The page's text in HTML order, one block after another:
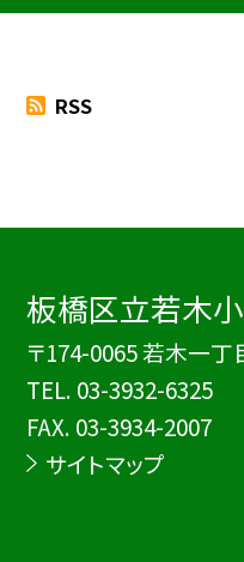
RSS
板橋区立若木
〒174-0065 若木一丁
TEL. 03-3932-6325
FAX. 03-3934-2007
サイトマップ